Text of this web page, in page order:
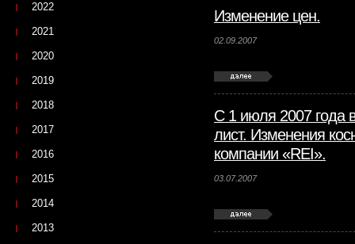
Изменение цен.
02.09.2007
С 1 июля 2007 года
лист. Изменения
компании «REI».
03.07.2007
2022
2021
2020
2019
2018
2017
2016
2015
2014
2013